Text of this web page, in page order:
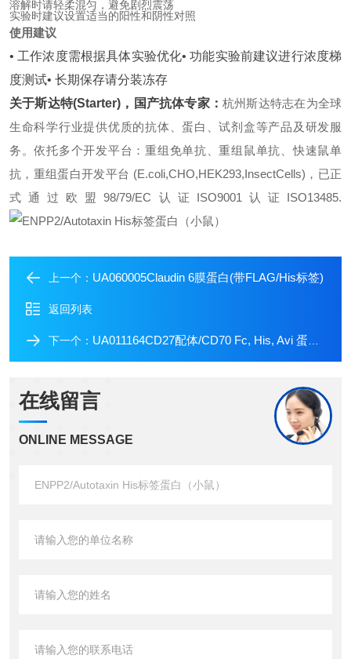
溶解时请轻柔混匀，避免剧烈震荡
实验时建议设置适当的阳性和阴性对照
使用建议
• 工作浓度需根据具体实验优化• 功能实验前建议进行浓度梯
度测试• 长期保存请分装冻存
关于斯达特(Starter)，国产抗体专家：杭州斯达特志在为全球
生命科学行业提供优质的抗体、蛋白、试剂盒等产品及研发服
务。依托多个开发平台：重组免单抗、重组鼠单抗、快速鼠单
抗，重组蛋白开发平台 (E.coli,CHO,HEK293,InsectCells)，已正
式通过欧盟98/79/EC认证ISO9001认证ISO13485.
上一个： UA060005Claudin 6膜蛋白(带FLAG/His标签)
返回列表
下一个： UA011164CD27配体/CD70 Fc, His, Avi 蛋白, 人源
在线留言
ONLINE MESSAGE